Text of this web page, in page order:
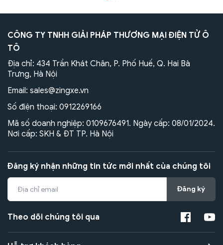
CÔNG TY TNHH GIẢI PHÁP THƯƠNG MẠI ĐIỆN TỬ Ô
TÔ
Địa chỉ: 434 Trần Khát Chân, P. Phố Huế, Q. Hai Bà
Trưng, Hà Nội
Email: sales@zingxe.vn
Số điện thoại: 0912269166
Mã số doanh nghiệp: 0109676491. Ngày cấp: 08/01/2024.
Nơi cấp: SKH & ĐT TP. Hà Nội
Đăng ký nhận những tin tức mới nhất của chúng tôi
Đăng ký
Theo dõi chúng tôi qua